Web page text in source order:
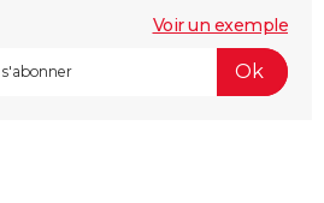
Voir un exemple